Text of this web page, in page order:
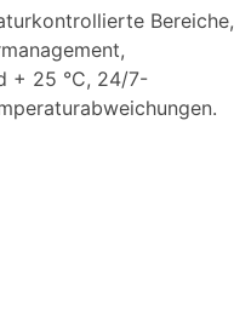
Bereiche,
+ 25 °C, 24/7-